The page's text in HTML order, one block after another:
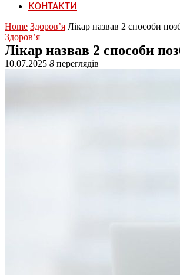
КОНТАКТИ
Home Здоров’я Лікар назвав 2 способи
Здоров’я
Лікар назвав 2 способи
10.07.2025 8 переглядів